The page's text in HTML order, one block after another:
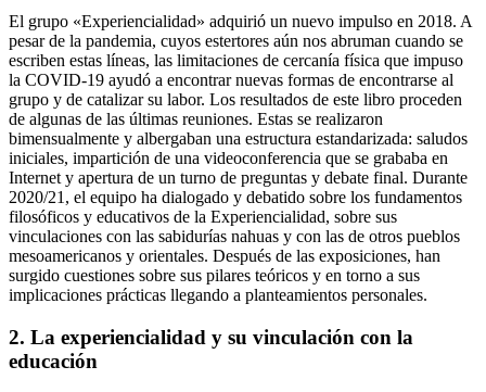
El grupo «Experiencialidad» adquirió un nuevo impulso en 2018. A
pesar de la pandemia, cuyos estertores aún nos abruman cuando se
escriben estas líneas, las limitaciones de cercanía física que impuso
la COVID-19 ayudó a encontrar nuevas formas de encontrarse al
grupo y de catalizar su labor. Los resultados de este libro proceden
de algunas de las últimas reuniones. Estas se realizaron
bimensualmente y albergaban una estructura estandarizada: saludos
iniciales, impartición de una videoconferencia que se grababa en
Internet y apertura de un turno de preguntas y debate final. Durante
2020/21, el equipo ha dialogado y debatido sobre los fundamentos
filosóficos y educativos de la Experiencialidad, sobre sus
vinculaciones con las sabidurías nahuas y con las de otros pueblos
mesoamericanos y orientales. Después de las exposiciones, han
surgido cuestiones sobre sus pilares teóricos y en torno a sus
implicaciones prácticas llegando a planteamientos personales.
2. La experiencialidad y su vinculación con la
educación